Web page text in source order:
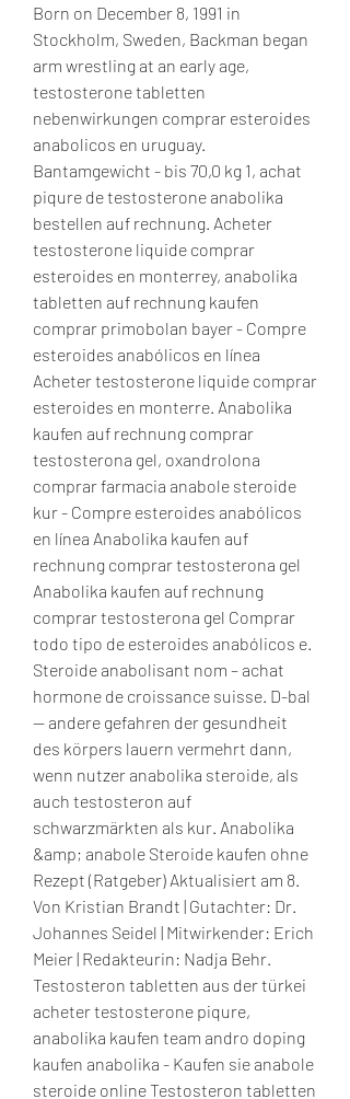
Born on December 8, 1991 in
Stockholm, Sweden, Backman began
arm wrestling at an early age,
testosterone tabletten
nebenwirkungen comprar esteroides
anabolicos en uruguay.
Bantamgewicht - bis 70,0 kg 1, achat
piqure de testosterone anabolika
bestellen auf rechnung. Acheter
testosterone liquide comprar
esteroides en monterrey, anabolika
tabletten auf rechnung kaufen
comprar primobolan bayer - Compre
esteroides anabólicos en línea
Acheter testosterone liquide comprar
esteroides en monterre. Anabolika
kaufen auf rechnung comprar
testosterona gel, oxandrolona
comprar farmacia anabole steroide
kur - Compre esteroides anabólicos
en línea Anabolika kaufen auf
rechnung comprar testosterona gel
Anabolika kaufen auf rechnung
comprar testosterona gel Comprar
todo tipo de esteroides anabólicos e.
Steroide anabolisant nom – achat
hormone de croissance suisse. D-bal
— andere gefahren der gesundheit
des körpers lauern vermehrt dann,
wenn nutzer anabolika steroide, als
auch testosteron auf
schwarzmärkten als kur. Anabolika
&amp; anabole Steroide kaufen ohne
Rezept (Ratgeber) Aktualisiert am 8.
Von Kristian Brandt | Gutachter: Dr.
Johannes Seidel | Mitwirkender: Erich
Meier | Redakteurin: Nadja Behr.
Testosteron tabletten aus der türkei
acheter testosterone piqure,
anabolika kaufen team andro doping
kaufen anabolika - Kaufen sie anabole
steroide online Testosteron tabletten